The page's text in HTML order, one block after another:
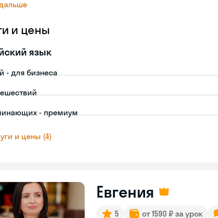
и цены
язык
- для бизнеса
- премиум
и цены (4)
Евгения
5 от 1590 ₽ за урок